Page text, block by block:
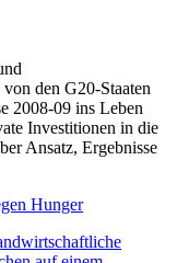
den G20-Staaten
2008-09 ins Leben
Investitionen in die
Ansatz, Ergebnisse
Hunger